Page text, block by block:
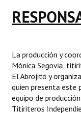
La producción y
Mónica Segovia,
El Abrojito y
quien presenta este
equipo de
Titiriteros